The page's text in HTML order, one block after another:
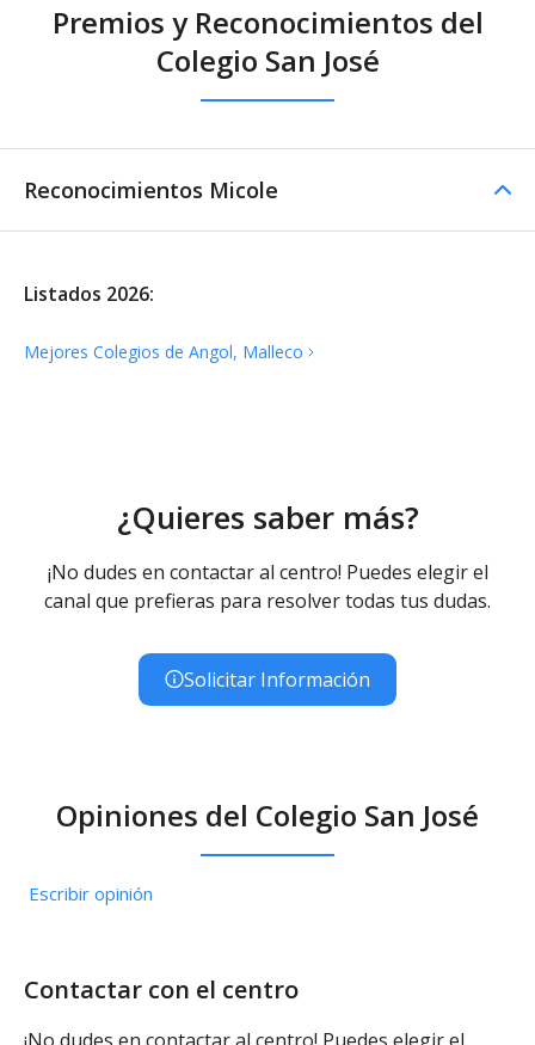
Premios y Reconocimientos del
Colegio San José
Reconocimientos Micole
Listados 2026:
Mejores Colegios de Angol, Malleco
¿Quieres saber más?
¡No dudes en contactar al centro! Puedes elegir el
canal que prefieras para resolver todas tus dudas.
Solicitar Información
Opiniones del Colegio San José
Escribir opinión
Contactar con el centro